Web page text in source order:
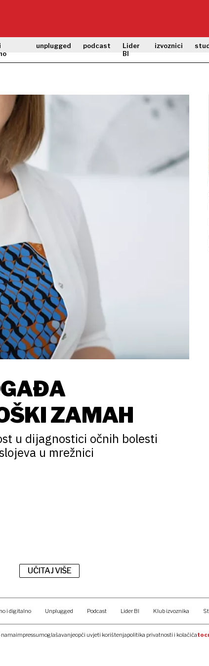
unplugged podcast
Lider
BI
izvoznici
ZAMAH
u dijagnostici očnih bolesti
u mrežnici
UČITAJ VIŠE
i digitalno Unplugged Podcast Lider BI Klub izvoznika
namaimpressumoglašavanjeopći uvjeti korištenjapolitika privatnosti i kolačića